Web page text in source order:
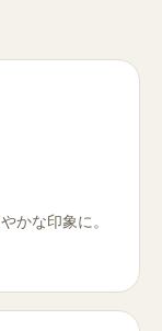
かな印象に。